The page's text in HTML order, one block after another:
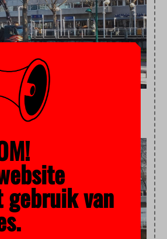
meldden begin
slachtoffers.
gebruik van